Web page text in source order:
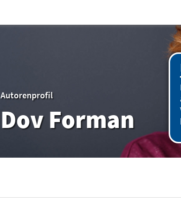
Autorenprofil
Dov Forman